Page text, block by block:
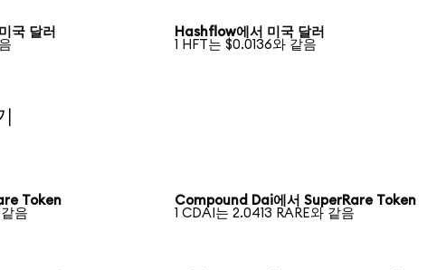
국 달러
Hashflow에서 미국 달러
1 HFT는 $0.0136와 같음
Token
음
Compound Dai에서 SuperRare Token
1 CDAI는 2.0413 RARE와 같음